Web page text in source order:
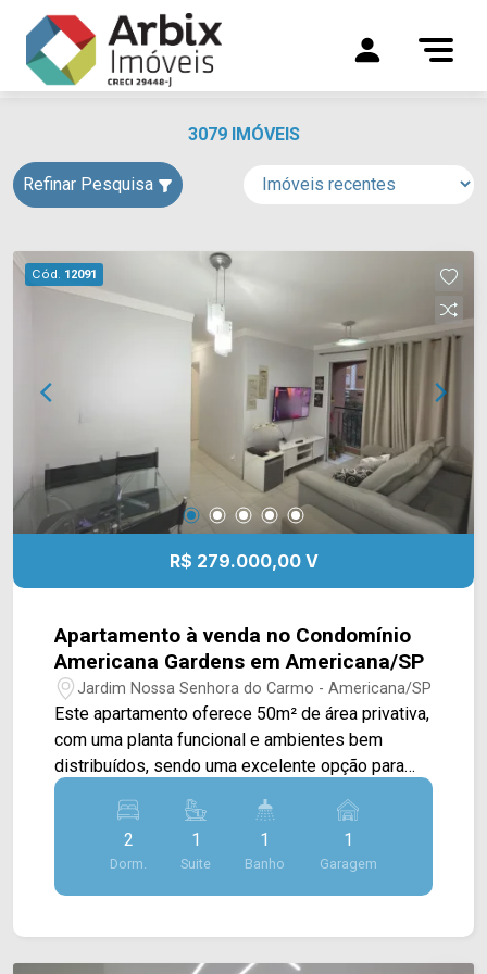
3079 IMÓVEIS
Refinar Pesquisa
Cód. 12091
R$ 279.000,00 V
Apartamento à venda no Condomínio
Americana Gardens em Americana/SP
Jardim Nossa Senhora do Carmo - Americana/SP
Este apartamento oferece 50m² de área privativa,
com uma planta funcional e ambientes bem
distribuídos, sendo uma excelente opção para
quem busca praticidade no dia a dia ou deseja
adquirir o primeiro imóvel. A área social foi
projetada para proporcionar conforto e bom
aproveitamento dos espaços, enquanto a
posição de sol da tarde favorece a iluminação
2
Dorm.
1
Suite
1
Banho
1
Garagem